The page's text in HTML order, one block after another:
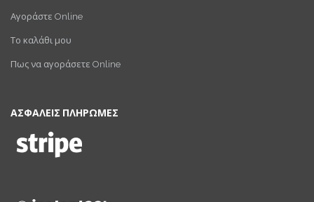
Αγοράστε Online
Το καλάθι μου
Πως να αγοράσετε Online
ΑΣΦΑΛΕΙΣ ΠΛΗΡΩΜΕΣ